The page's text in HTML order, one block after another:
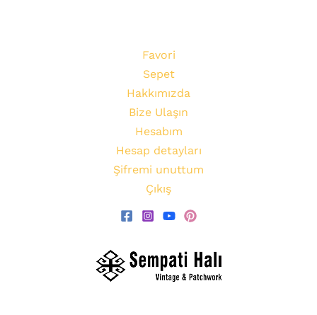
Favori
Sepet
Hakkımızda
Bize Ulaşın
Hesabım
Hesap detayları
Şifremi unuttum
Çıkış